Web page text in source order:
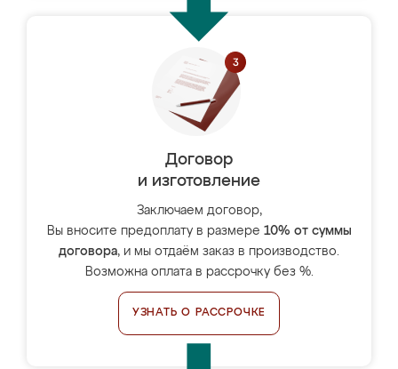
Договор
и изготовление
Заключаем договор,
Вы вносите предоплату в размере 10% от суммы
договора, и мы отдаём заказ в производство.
Возможна оплата в рассрочку без %.
УЗНАТЬ О РАССРОЧКЕ